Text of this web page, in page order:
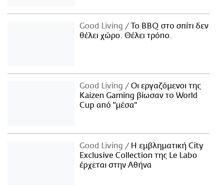
Good Living
Το BBQ στο σπίτι δεν
θέλει χώρο. Θέλει τρόπο.
Good Living
Οι εργαζόμενοι της
Kaizen Gaming βίωσαν το World
Cup από "μέσα"
Good Living
Η εμβληματική City
Exclusive Collection της Le Labo
έρχεται στην Αθήνα